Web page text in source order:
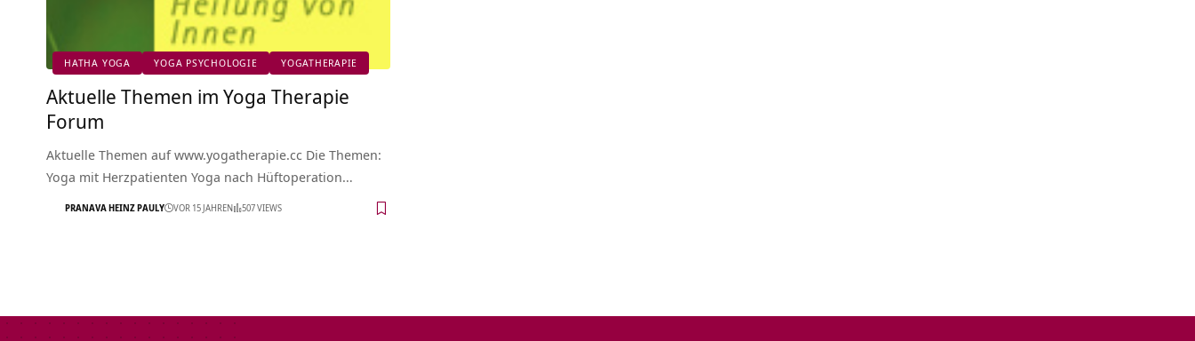
HATHA YOGA YOGA PSYCHOLOGIE YOGATHERAPIE
Aktuelle Themen im Yoga Therapie
Forum
Aktuelle Themen auf www.yogatherapie.cc Die Themen:
Yoga mit Herzpatienten Yoga nach Hüftoperation…
PRANAVA HEINZ PAULY VOR 15 JAHREN 507 VIEWS